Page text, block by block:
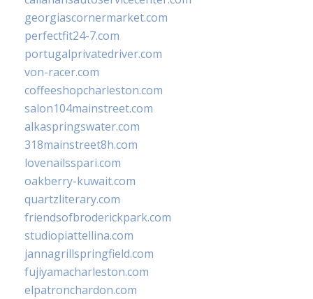
georgiascornermarket.com
perfectfit24-7.com
portugalprivatedriver.com
von-racer.com
coffeeshopcharleston.com
salon104mainstreet.com
alkaspringswater.com
318mainstreet8h.com
lovenailsspari.com
oakberry-kuwait.com
quartzliterary.com
friendsofbroderickpark.com
studiopiattellina.com
jannagrillspringfield.com
fujiyamacharleston.com
elpatronchardon.com